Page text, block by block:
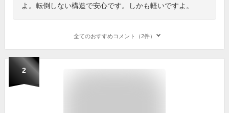
よ。転倒しない構造で安心です。しかも軽いですよ。
全てのおすすめコメント（2件）
2